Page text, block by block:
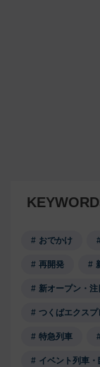
おでかけ
再開発
新オープン・注
つくばエクスプ
特急列車
イベント列車